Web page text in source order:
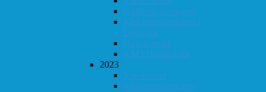
Klubbmesterskapet
Klubbmesterskapet i
Lynsjakk
Høst-konrad
KM i Hurtigsjakk
2023
Vår-konrad
Klubbmesterskapet